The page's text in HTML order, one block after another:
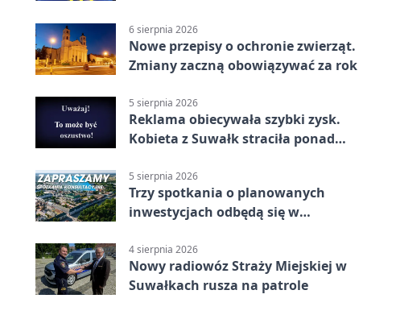
6 sierpnia 2026
Nowe przepisy o ochronie zwierząt.
Zmiany zaczną obowiązywać za rok
5 sierpnia 2026
Reklama obiecywała szybki zysk.
Kobieta z Suwałk straciła ponad
5 sierpnia 2026
Trzy spotkania o planowanych
inwestycjach odbędą się w
4 sierpnia 2026
Nowy radiowóz Straży Miejskiej w
Suwałkach rusza na patrole